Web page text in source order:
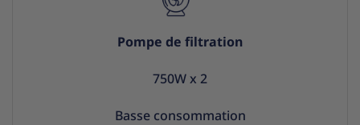
Pompe de filtration
750W x 2
Basse consommation